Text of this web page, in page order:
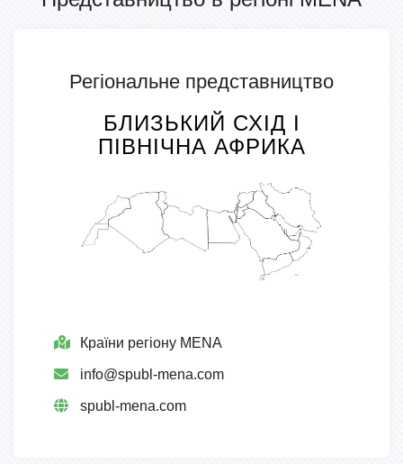
Регіональне представництво
БЛИЗЬКИЙ СХІД І
ПІВНІЧНА АФРИКА
Країни регіону MENA
info@spubl-mena.com
spubl-mena.com